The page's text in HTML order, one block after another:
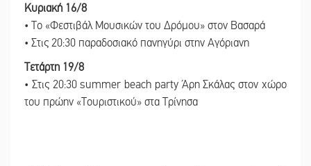
Κυριακή 16/8
• Το «Φεστιβάλ Μουσικών του Δρόμου» στον Βασαρά
• Στις 20:30 παραδοσιακό πανηγύρι στην Αγόριανη
Τετάρτη 19/8
• Στις 20:30 summer beach party Άρη Σκάλας στον χώρο
του πρώην «Τουριστικού» στα Τρίνησα